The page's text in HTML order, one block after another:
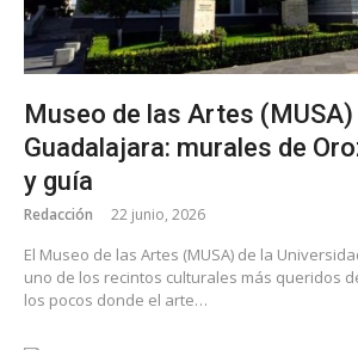
Museo de las Artes (MUSA)
Guadalajara: murales de
y guía
Redacción 22 junio, 2026
El Museo de las Artes (MUSA) de la
uno de los recintos culturales más queridos
los pocos donde el arte…